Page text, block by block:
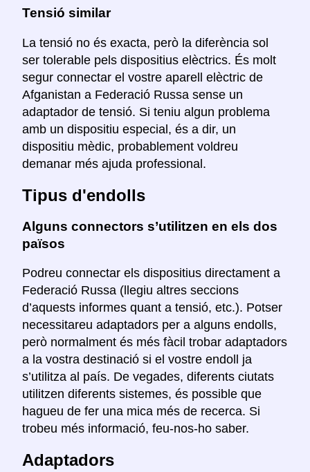
Tensió similar
La tensió no és exacta, però la diferència sol
ser tolerable pels dispositius elèctrics. És molt
segur connectar el vostre aparell elèctric de
Afganistan a Federació Russa sense un
adaptador de tensió. Si teniu algun problema
amb un dispositiu especial, és a dir, un
dispositiu mèdic, probablement voldreu
demanar més ajuda professional.
Tipus d'endolls
Alguns connectors s’utilitzen en els dos
països
Podreu connectar els dispositius directament a
Federació Russa (llegiu altres seccions
d’aquests informes quant a tensió, etc.). Potser
necessitareu adaptadors per a alguns endolls,
però normalment és més fàcil trobar adaptadors
a la vostra destinació si el vostre endoll ja
s’utilitza al país. De vegades, diferents ciutats
utilitzen diferents sistemes, és possible que
hagueu de fer una mica més de recerca. Si
trobeu més informació, feu-nos-ho saber.
Adaptadors